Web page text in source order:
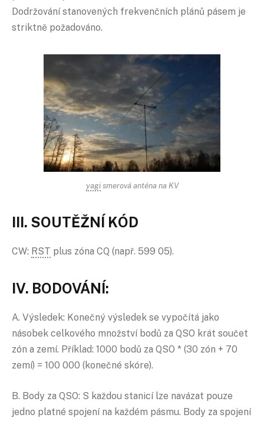
Dodržování stanovených frekvenčních plánů pásem je
striktně požadováno.
yagismerová anténa na KV
III. SOUTĚŽNÍ KÓD
CW: RST plus zóna CQ (např. 599 05).
IV. BODOVÁNÍ:
A. Výsledek: Konečný výsledek se vypočítá jako
násobek celkového množství bodů za QSO krát součet
zón a zemí. Příklad: 1000 bodů za QSO * (30 zón + 70
zemí) = 100 000 (konečné skóre).
B. Body za QSO: S každou stanicí lze navázat pouze
jedno platné spojení na každém pásmu. Body za spojení